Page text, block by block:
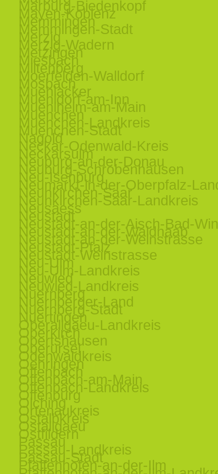
Marburg-Biedenkopf
Mayen-Koblenz
Memmingen
Memmingen-Stadt
Merzig
Merzig-Wadern
Metzingen
Miesbach
Miltenberg
Moerfelden-Walldorf
Mosbach
Muehlacker
Muehldorf-am-Inn
Muehlheim-am-Main
Muenchen
Muenchen-Landkreis
Muenchen-Stadt
Nagold
Neckar-Odenwald-Kreis
Neckarsulm
Neuburg-an-der-Donau
Neuburg-Schrobenhausen
Neu-Isenburg
Neumarkt-in-der-Oberpfalz-
Neunkirchen-Saar
Neunkirchen-Saar-Landkreis
Neusaess
Neustadt
Neustadt-an-der-Aisch-Bad-
Neustadt-an-der-Waldnaab
Neustadt-an-der-Weinstrasse
Neustadt-Pfalz
Neustadt-Weinstrasse
Neu-Ulm
Neu-Ulm-Landkreis
Neuwied
Neuwied-Landkreis
Nuernberg
Nuernberger-Land
Nuernberg-Stadt
Nuertingen
Oberallgaeu-Landkreis
Oberkirch
Obertshausen
Oberursel
Odenwaldkreis
Oehringen
Offenbach
Offenbach-am-Main
Offenbach-Landkreis
Offenburg
Olching
Ortenaukreis
Ostalbkreis
Ostallgaeu
Ostfildern
Passau
Passau-Landkreis
Passau-Stadt
Pfaffenhofen-an-der-Ilm